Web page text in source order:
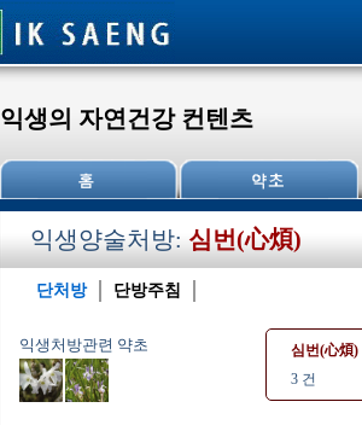
익생의 자연건강 컨텐츠
익생양술처방: 심번(心煩)
단처방 단방주침
익생처방관련 약초 심번(心煩)
3 건